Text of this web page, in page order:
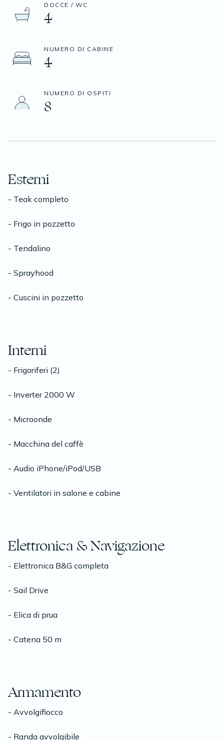
DOCCE / WC
4
NUMERO DI CABINE
4
NUMERO DI OSPITI
8
Esterni
- Teak completo
- Frigo in pozzetto
- Tendalino
- Sprayhood
- Cuscini in pozzetto
Interni
- Frigoriferi (2)
- Inverter 2000 W
- Microonde
- Macchina del caffè
- Audio iPhone/iPod/USB
- Ventilatori in salone e cabine
Elettronica & Navigazione
- Elettronica B&G completa
- Sail Drive
- Elica di prua
- Catena 50 m
Armamento
- Avvolgifiocco
- Randa avvolgibile